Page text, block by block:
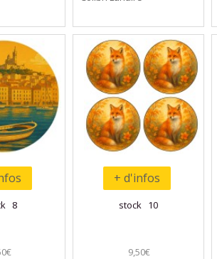
8
+ d'infos
stock 10
9,50€